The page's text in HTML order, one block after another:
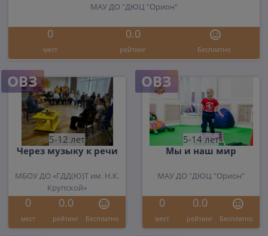
МАУ ДО "ДЮЦ "Орион"
0 0.0
мест рейтинг Бесплатно
ОВЗ
5-12 лет
Через музыку к речи
МБОУ ДО «ГДД(Ю)Т им. Н.К.
Крупской»
0 0.0
мест рейтинг Бесплатно
ОВЗ
5-14 лет
Мы и наш мир
МАУ ДО "ДЮЦ "Орион"
0 0.0
мест рейтинг Бесплатно